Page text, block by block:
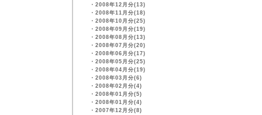
・ 2008年12月分(13)
・ 2008年11月分(18)
・ 2008年10月分(25)
・ 2008年09月分(19)
・ 2008年08月分(13)
・ 2008年07月分(20)
・ 2008年06月分(17)
・ 2008年05月分(25)
・ 2008年04月分(19)
・ 2008年03月分(6)
・ 2008年02月分(4)
・ 2008年01月分(5)
・ 2008年01月分(4)
・ 2007年12月分(8)